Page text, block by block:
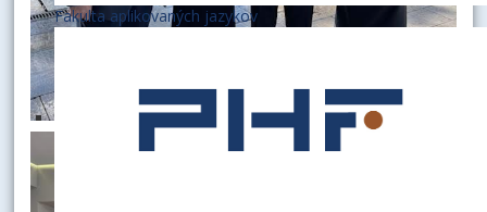
Fakulta aplikovaných jazykov